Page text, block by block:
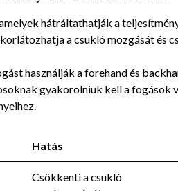
hátráltathatják a
a csukló mozgását és
használják a forehand és
gyakorolniuk kell a fogások
Hatás
Csökkenti a csukló